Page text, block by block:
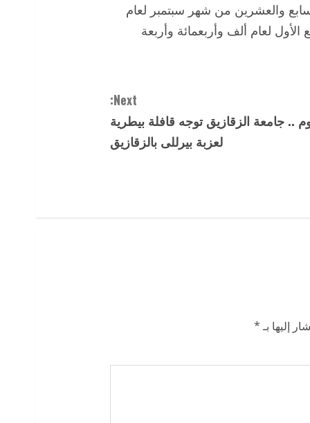
والعشرين من شهر سبتمبر لعام
لعام ألف وأربعمائة وأربعة
Next:
.. جامعة الزقازيق توجه قافلة بيطرية
لعزبة بيرللى بالزقازيق
إليها بـ*